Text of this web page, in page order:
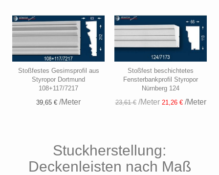
Stoßfestes Gesimsprofil aus
Styropor Dortmund
108+117/7217
39,65 € /Meter
Stoßfest beschichtetes
Fensterbankprofil Styropor
Nürnberg 124
23,61 €/Meter 21,26 €/Meter
Stuckherstellung:
Deckenleisten nach Maß